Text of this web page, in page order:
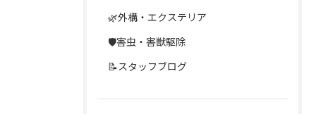
🌿外構・エクステリア
🛡️害虫・害獣駆除
📝スタッフブログ